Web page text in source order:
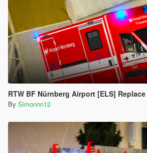
RTW BF Nürnberg Airport [ELS] Replace
By Simonnn12